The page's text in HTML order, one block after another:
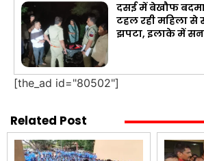
दसई में बेखौफ
टहल रही महिला
झपटा, इलाके में
[the_ad id="80502"]
Related Post